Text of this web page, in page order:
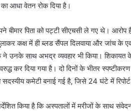
आधा वेतन रोक दिया है।
बीमार पिता को पट्टी सीएचसी ले गए थे।
कक्ष में ही ब्लड सैंपल दिलवाया और जांच के
ने उनके साथ अभद्र व्यवहार भी किया।
दिया गया है। दो दिनों के भीतर स्पष्टीकरण
सदस्यीय कमेटी बनाई गई है, जिसे 24 घंटे में रिपोर्ट
किया है कि अस्पतालों में मरीजों के साथ